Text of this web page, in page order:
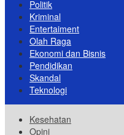
Politik
Kriminal
Entertaiment
Olah Raga
Ekonomi dan Bisnis
Pendidikan
Skandal
Teknologi
Kesehatan
Opini